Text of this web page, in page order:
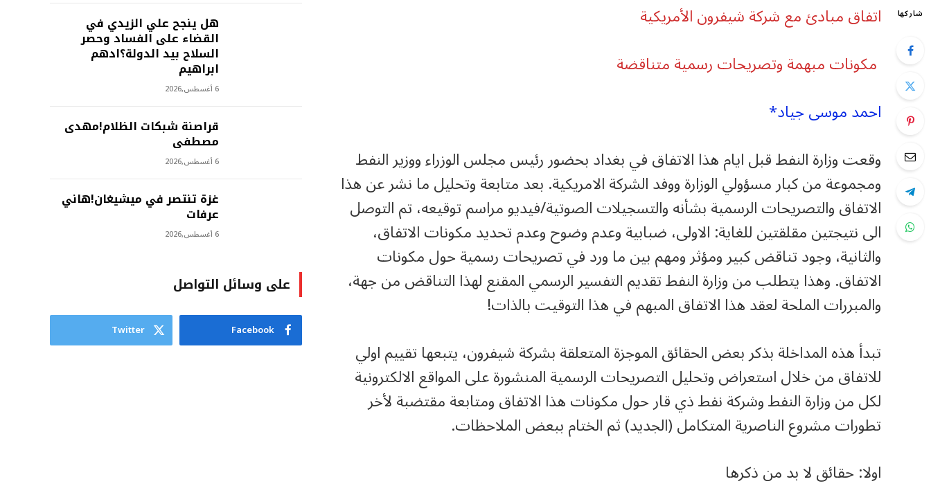
شاركها
اتفاق مبادئ مع شركة شيفرون الأمريكية
مكونات مبهمة وتصريحات رسمية متناقضة
احمد موسى جياد*
وقعت وزارة النفط قبل ايام هذا الاتفاق في بغداد بحضور رئيس مجلس الوزراء ووزير النفط
ومجموعة من كبار مسؤولي الوزارة ووفد الشركة الامريكية. بعد متابعة وتحليل ما نشر عن هذا
الاتفاق والتصريحات الرسمية بشأنه والتسجيلات الصوتية/فيديو مراسم توقيعه، تم التوصل
الى نتيجتين مقلقتين للغاية: الاولى، ضبابية وعدم وضوح وعدم تحديد مكونات الاتفاق،
والثانية، وجود تناقض كبير ومؤثر ومهم بين ما ورد في تصريحات رسمية حول مكونات
الاتفاق. وهذا يتطلب من وزارة النفط تقديم التفسير الرسمي المقنع لهذا التناقض من جهة،
والمبررات الملحة لعقد هذا الاتفاق المبهم في هذا التوقيت بالذات!
تبدأ هذه المداخلة بذكر بعض الحقائق الموجزة المتعلقة بشركة شيفرون، يتبعها تقييم اولي
للاتفاق من خلال استعراض وتحليل التصريحات الرسمية المنشورة على المواقع الالكترونية
لكل من وزارة النفط وشركة نفط ذي قار حول مكونات هذا الاتفاق ومتابعة مقتضبة لأخر
تطورات مشروع الناصرية المتكامل (الجديد) ثم الختام ببعض الملاحظات.
اولا: حقائق لا بد من ذكرها
هل ينجح علي الزيدي في
القضاء على الفساد وحصر
السلاح بيد الدولة؟ادهم
ابراهيم
6 أغسطس,2026
‫قراصنة شبكات الظلام!مهدى
مصطفى
6 أغسطس,2026
غزة تنتصر في ميشيغان!هاني
عرفات
6 أغسطس,2026
على وسائل التواصل
Facebook
Twitter